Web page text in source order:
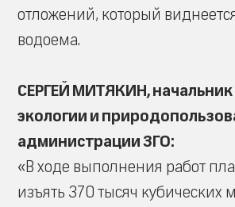
отложений, который
водоема.
СЕРГЕЙ МИТЯКИН, начальник
экологии и
администрации ЗГО:
«В ходе выполнения работ
изъять 370 тысяч кубических